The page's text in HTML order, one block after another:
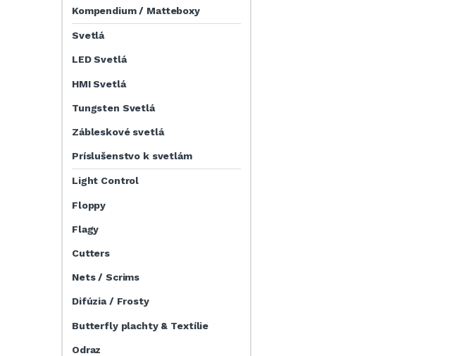
Kompendium / Matteboxy
Svetlá
LED Svetlá
HMI Svetlá
Tungsten Svetlá
Zábleskové svetlá
Príslušenstvo k svetlám
Light Control
Floppy
Flagy
Cutters
Nets / Scrims
Difúzia / Frosty
Butterfly plachty & Textílie
Odraz